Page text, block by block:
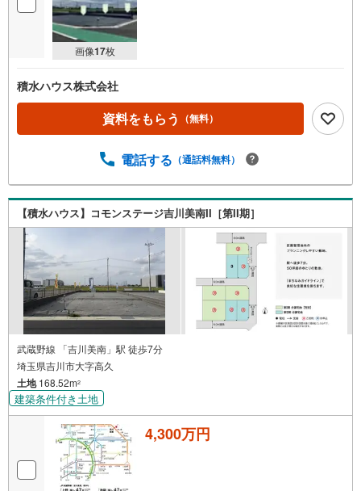
画像17枚
積水ハウス株式会社
資料をもらう （無料）
電話する （通話料無料）
【積水ハウス】コモンステージ吉川美南II［第II期］
武蔵野線 「吉川美南」駅 徒歩7分
埼玉県吉川市大字高久
土地168.52m2
建築条件付き土地
4,300万円